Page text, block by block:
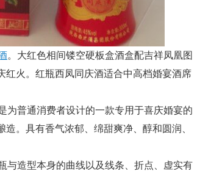
。大红色相间镂空硬板盒酒盒配吉祥凤凰图
红火。红瓶西凤同庆酒适合中高档婚宴酒席
普通消费者设计的一款专用于喜庆婚宴的
。具有香气浓郁、绵甜爽净、醇和圆润、
造型本身的曲线以及线条、折点、虚实有